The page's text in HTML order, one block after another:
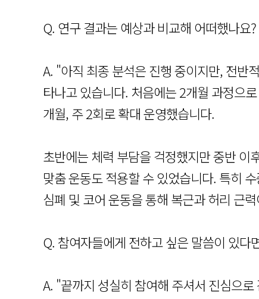
Q. 연구 결과는 예상과 비교해 어떠했나요?
A. "아직 최종 분석은 진행 중이지만, 전반
타나고 있습니다. 처음에는 2개월 과정으
개월, 주 2회로 확대 운영했습니다.
초반에는 체력 부담을 걱정했지만 중반 이
맞춤 운동도 적용할 수 있었습니다. 특히
심폐 및 코어 운동을 통해 복근과 허리 근
Q. 참여자들에게 전하고 싶은 말씀이 있다
A. "끝까지 성실히 참여해 주셔서 진심으